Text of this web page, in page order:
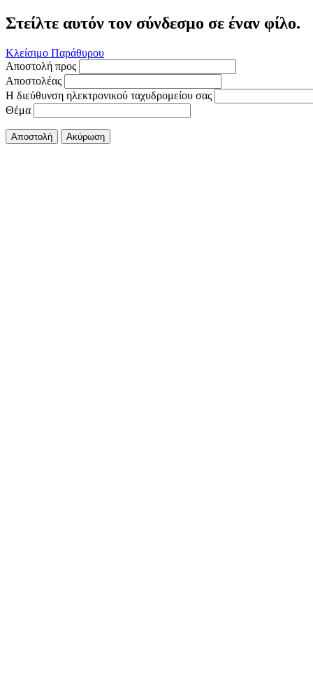
Στείλτε αυτόν τον σύνδεσμο σε έναν φίλο.
Κλείσιμο Παράθυρου
Αποστολή προς
Αποστολέας
Η διεύθυνση ηλεκτρονικού ταχυδρομείου σας
Θέμα
Αποστολή Ακύρωση